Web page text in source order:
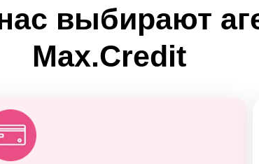
выбирают
Max.Credit